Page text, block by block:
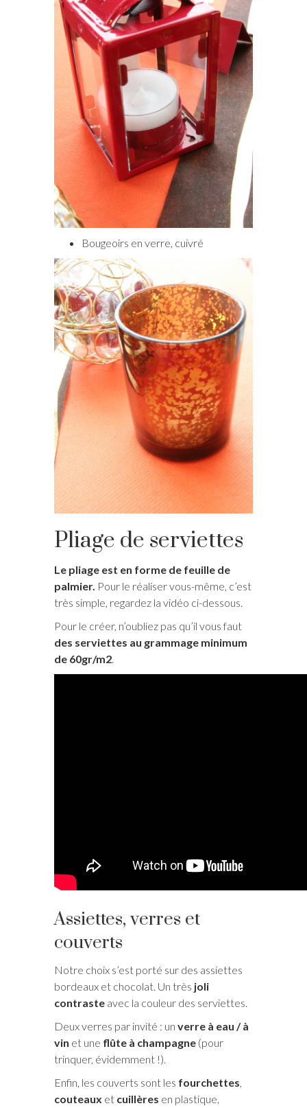
Bougeoirs en verre, cuivré
Pliage de serviettes
Le pliage est en forme de feuille de
palmier. Pour le réaliser vous-même, c’est
très simple, regardez la vidéo ci-dessous.
Pour le créer, n’oubliez pas qu’il vous faut
des serviettes au grammage minimum
de 60gr/m2.
Assiettes, verres et
couverts
Notre choix s’est porté sur des assiettes
bordeaux et chocolat. Un très joli
contraste avec la couleur des serviettes.
Deux verres par invité : un verre à eau / à
vin et une flûte à champagne (pour
trinquer, évidemment !).
Enfin, les couverts sont les fourchettes,
couteaux et cuillères en plastique,